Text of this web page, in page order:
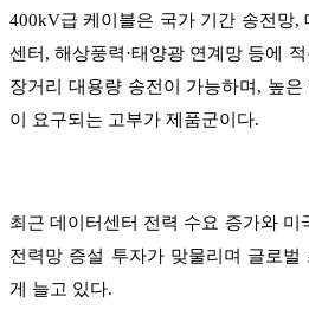
400kV급 케이블은 국가 기간 송전망,
센터, 해상풍력·태양광 연계망 등에
장거리 대용량 송전이 가능하며, 높
이 요구되는 고부가 제품군이다.
최근 데이터센터 전력 수요 증가와 미
전력망 증설 투자가 맞물리며 글로벌
게 늘고 있다.